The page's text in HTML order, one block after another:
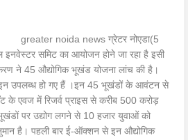
greater noida newsग्रेटर नोएडा(5
इनवेस्टर समिट का आयोजन होने जा रहा है इसी
ने 45 औद्योगिक भूखंड योजना लांच की है।
उपलब्ध हो गए हैं ।इन 45 भूखंडों के आवंटन से
के एवज में रिजर्व प्राइस से करीब 500 करोड़
पर उद्योग लगने से 10 हजार युवाओं को
है। पहली बार ई-ऑक्शन से इन औद्योगिक